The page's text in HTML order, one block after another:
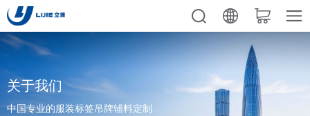
关于我们
中国专业的服装标签吊牌辅料定制